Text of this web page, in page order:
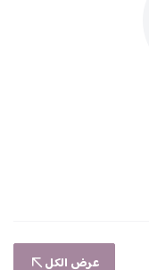
عرض الكل